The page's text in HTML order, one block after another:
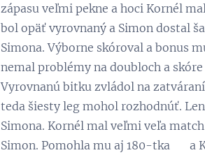
zápasu veľmi pekne a hoci Kornél
bol opäť vyrovnaný a Simon dostal
Simona. Výborne skóroval a bonus
nemal problémy na doubloch a
Vyrovnanú bitku zvládol na
teda šiesty leg mohol rozhodnúť.
Simona. Kornél mal veľmi veľa
Simon. Pomohla mu aj 180-tka 👏 a